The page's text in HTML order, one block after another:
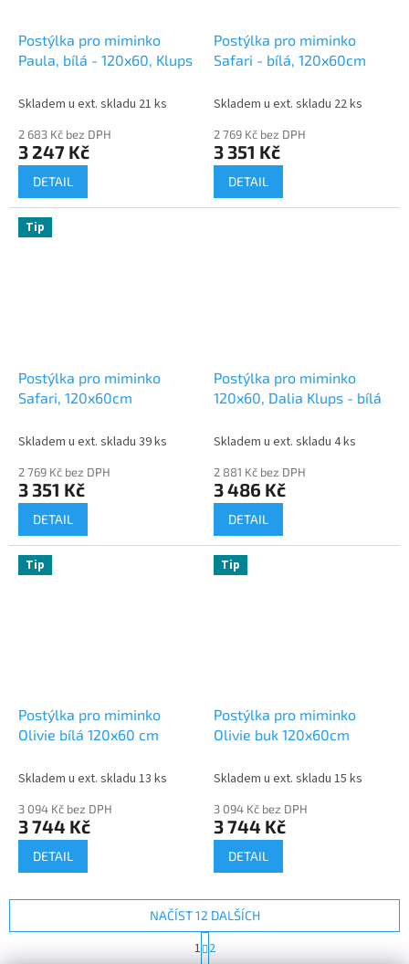
Postýlka pro miminko
Paula, bílá - 120x60, Klups
Skladem u ext. skladu 21 ks
2 683 Kč bez DPH
3 247 Kč
DETAIL
Postýlka pro miminko
Safari - bílá, 120x60cm
Skladem u ext. skladu 22 ks
2 769 Kč bez DPH
3 351 Kč
DETAIL
Tip
Postýlka pro miminko
Safari, 120x60cm
Skladem u ext. skladu 39 ks
2 769 Kč bez DPH
3 351 Kč
DETAIL
Postýlka pro miminko
120x60, Dalia Klups - bílá
Skladem u ext. skladu 4 ks
2 881 Kč bez DPH
3 486 Kč
DETAIL
Tip
Postýlka pro miminko
Olivie bílá 120x60 cm
Skladem u ext. skladu 13 ks
3 094 Kč bez DPH
3 744 Kč
DETAIL
Tip
Postýlka pro miminko
Olivie buk 120x60cm
Skladem u ext. skladu 15 ks
3 094 Kč bez DPH
3 744 Kč
DETAIL
NAČÍST 12 DALŠÍCH
t
1 2